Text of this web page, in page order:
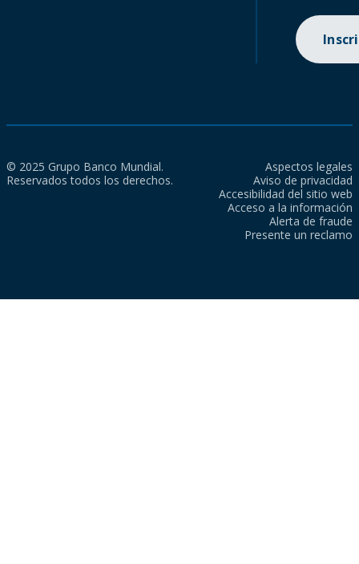
© 2025 Grupo Banco Mundial.
Reservados todos los derechos.
Aspectos legales
Aviso de privacidad
Accesibilidad del sitio web
Acceso a la información
Alerta de fraude
Presente un reclamo